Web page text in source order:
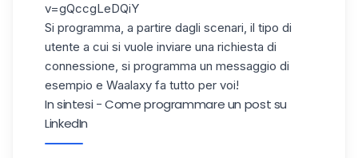
v=gQccgLeDQiY
Si programma, a partire dagli scenari, il tipo di
utente a cui si vuole inviare una richiesta di
connessione, si programma un messaggio di
esempio e Waalaxy fa tutto per voi!
In sintesi - Come programmare un post su
LinkedIn